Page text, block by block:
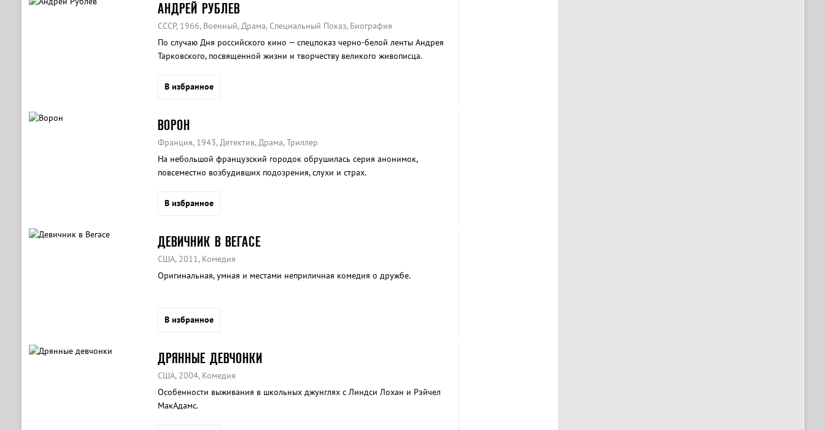
АНДРЕЙ РУБЛЕВ
СССР, 1966, Военный, Драма, Специальный Показ, Биография
По случаю Дня российского кино — спецпоказ черно-белой ленты Андрея
Тарковского, посвященной жизни и творчеству великого живописца.
В избранное
ВОРОН
Франция, 1943, Детектив, Драма, Триллер
На небольшой французский городок обрушилась серия анонимок,
повсеместно возбудивших подозрения, слухи и страх.
В избранное
ДЕВИЧНИК В ВЕГАСЕ
США, 2011, Комедия
Оригинальная, умная и местами неприличная комедия о дружбе.
В избранное
ДРЯННЫЕ ДЕВЧОНКИ
США, 2004, Комедия
Особенности выживания в школьных джунглях с Линдси Лохан и Рэйчел
МакАдамс.